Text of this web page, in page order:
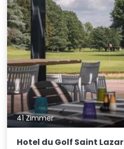
41 Zimmer
Hotel du Golf Saint